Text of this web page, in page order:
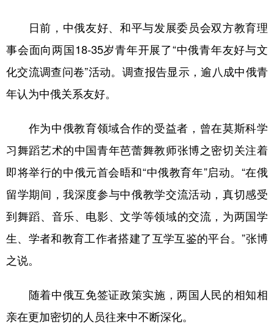
日前，中俄友好、和平与发展委员会双方教育理
事会面向两国18-35岁青年开展了“中俄青年友好与文
化交流调查问卷”活动。调查报告显示，逾八成中俄青
年认为中俄关系友好。
作为中俄教育领域合作的受益者，曾在莫斯科学
习舞蹈艺术的中国青年芭蕾舞教师张博之密切关注着
即将举行的中俄元首会晤和“中俄教育年”启动。“在俄
留学期间，我深度参与中俄教学交流活动，真切感受
到舞蹈、音乐、电影、文学等领域的交流，为两国学
生、学者和教育工作者搭建了互学互鉴的平台。”张博
之说。
随着中俄互免签证政策实施，两国人民的相知相
亲在更加密切的人员往来中不断深化。